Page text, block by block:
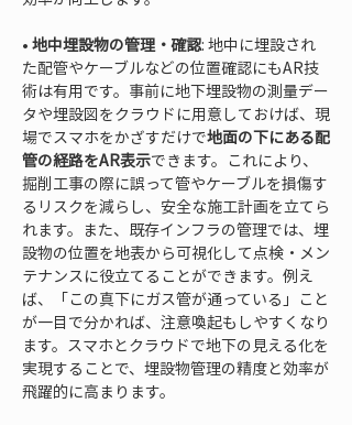
• 地中埋設物の管理・確認: 地中に埋設され
た配管やケーブルなどの位置確認にもAR技
術は有用です。事前に地下埋設物の測量デー
タや埋設図をクラウドに用意しておけば、現
場でスマホをかざすだけで地面の下にある配
管の経路をAR表示できます。これにより、
掘削工事の際に誤って管やケーブルを損傷す
るリスクを減らし、安全な施工計画を立てら
れます。また、既存インフラの管理では、埋
設物の位置を地表から可視化して点検・メン
テナンスに役立てることができます。例え
ば、「この真下にガス管が通っている」こと
が一目で分かれば、注意喚起もしやすくなり
ます。スマホとクラウドで地下の見える化を
実現することで、埋設物管理の精度と効率が